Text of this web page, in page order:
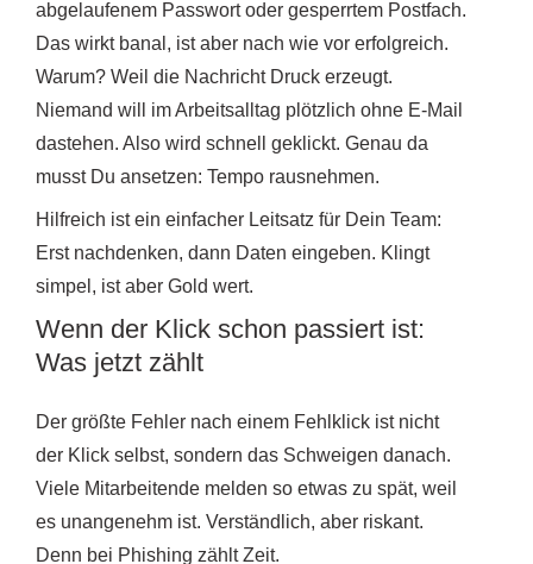
abgelaufenem Passwort oder gesperrtem Postfach.
Das wirkt banal, ist aber nach wie vor erfolgreich.
Warum? Weil die Nachricht Druck erzeugt.
Niemand will im Arbeitsalltag plötzlich ohne E-Mail
dastehen. Also wird schnell geklickt. Genau da
musst Du ansetzen: Tempo rausnehmen.
Hilfreich ist ein einfacher Leitsatz für Dein Team:
Erst nachdenken, dann Daten eingeben. Klingt
simpel, ist aber Gold wert.
Wenn der Klick schon passiert ist:
Was jetzt zählt
Der größte Fehler nach einem Fehlklick ist nicht
der Klick selbst, sondern das Schweigen danach.
Viele Mitarbeitende melden so etwas zu spät, weil
es unangenehm ist. Verständlich, aber riskant.
Denn bei Phishing zählt Zeit.